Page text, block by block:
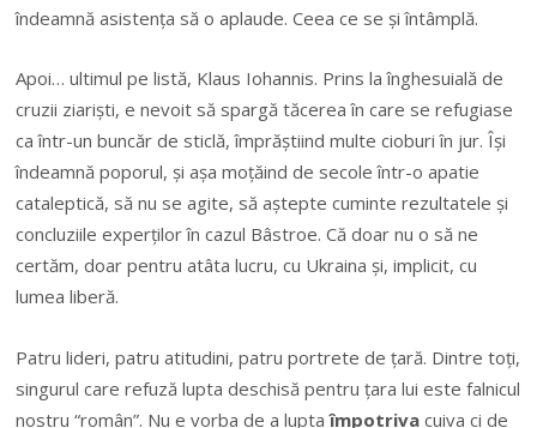
îndeamnă asistenţa să o aplaude. Ceea ce se şi întâmplă.
Apoi… ultimul pe listă, Klaus Iohannis. Prins la înghesuială de
cruzii ziarişti, e nevoit să spargă tăcerea în care se refugiase
ca într-un buncăr de sticlă, împrăştiind multe cioburi în jur. Îşi
îndeamnă poporul, şi aşa moţăind de secole într-o apatie
cataleptică, să nu se agite, să aştepte cuminte rezultatele şi
concluziile experţilor în cazul Bâstroe. Că doar nu o să ne
certăm, doar pentru atâta lucru, cu Ukraina şi, implicit, cu
lumea liberă.
Patru lideri, patru atitudini, patru portrete de ţară. Dintre toţi,
singurul care refuză lupta deschisă pentru ţara lui este falnicul
nostru “român”. Nu e vorba de a luptaîmpotriva cuiva ci de